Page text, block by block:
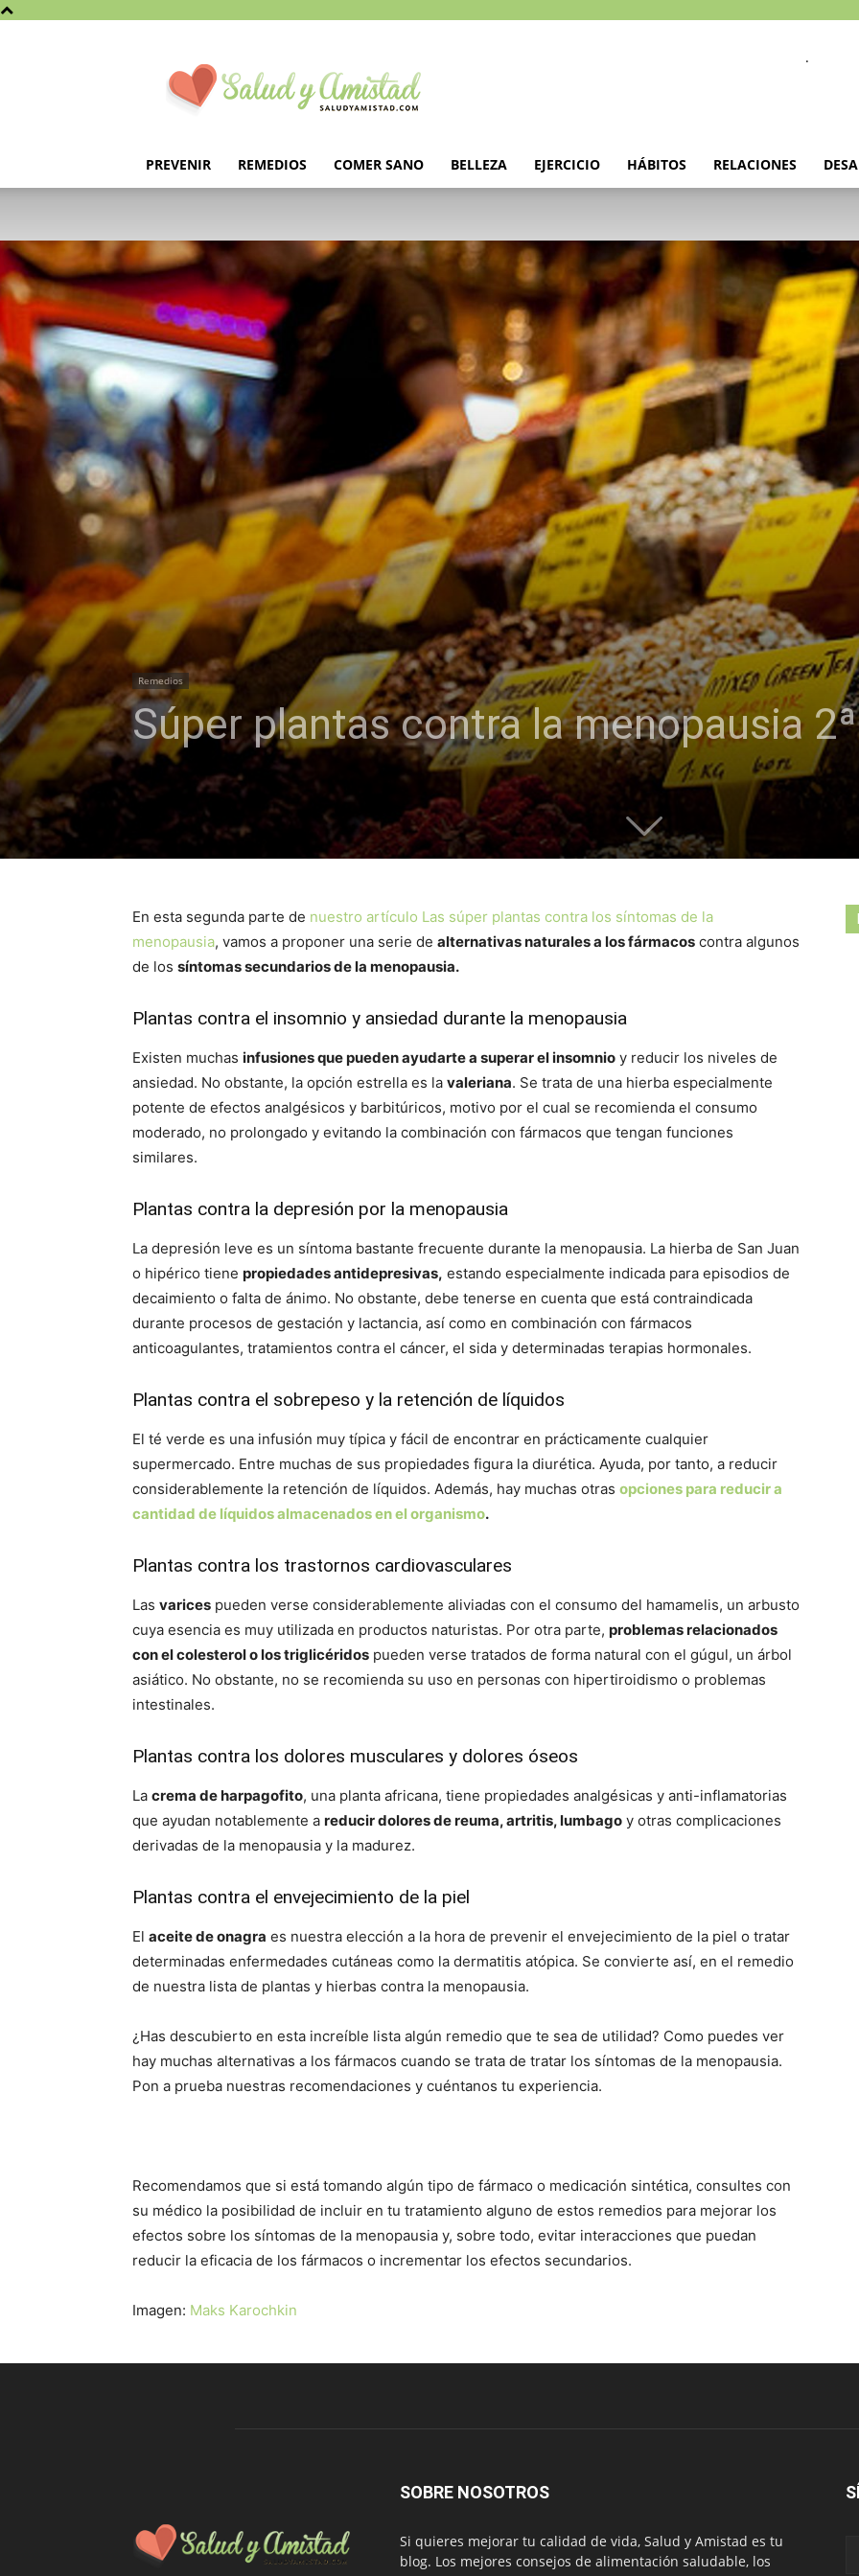
.
PREVENIR REMEDIOS COMER SANO BELLEZA EJERCICIO HÁBITOS RELACIONES
Remedios
Súper plantas contra la menopausia
En esta segunda parte de nuestro artículo Las súper plantas contra los síntomas de la
menopausia, vamos a proponer una serie de alternativas naturales a los fármacos contra algunos
de los síntomas secundarios de la menopausia.
Plantas contra el insomnio y ansiedad durante la menopausia
Existen muchas infusiones que pueden ayudarte a superar el insomnio y reducir los niveles de
ansiedad. No obstante, la opción estrella es la valeriana. Se trata de una hierba especialmente
potente de efectos analgésicos y barbitúricos, motivo por el cual se recomienda el consumo
moderado, no prolongado y evitando la combinación con fármacos que tengan funciones
similares.
Plantas contra la depresión por la menopausia
La depresión leve es un síntoma bastante frecuente durante la menopausia. La hierba de San Juan
o hipérico tiene propiedades antidepresivas, estando especialmente indicada para episodios de
decaimiento o falta de ánimo. No obstante, debe tenerse en cuenta que está contraindicada
durante procesos de gestación y lactancia, así como en combinación con fármacos
anticoagulantes, tratamientos contra el cáncer, el sida y determinadas terapias hormonales.
Plantas contra el sobrepeso y la retención de líquidos
El té verde es una infusión muy típica y fácil de encontrar en prácticamente cualquier
supermercado. Entre muchas de sus propiedades figura la diurética. Ayuda, por tanto, a reducir
considerablemente la retención de líquidos. Además, hay muchas otras opciones para reducir a
cantidad de líquidos almacenados en el organismo.
Plantas contra los trastornos cardiovasculares
Las varices pueden verse considerablemente aliviadas con el consumo del hamamelis, un arbusto
cuya esencia es muy utilizada en productos naturistas. Por otra parte, problemas relacionados
con el colesterol o los triglicéridos pueden verse tratados de forma natural con el gúgul, un árbol
asiático. No obstante, no se recomienda su uso en personas con hipertiroidismo o problemas
intestinales.
Plantas contra los dolores musculares y dolores óseos
La crema de harpagofito, una planta africana, tiene propiedades analgésicas y anti-inflamatorias
que ayudan notablemente a reducir dolores de reuma, artritis, lumbago y otras complicaciones
derivadas de la menopausia y la madurez.
Plantas contra el envejecimiento de la piel
El aceite de onagra es nuestra elección a la hora de prevenir el envejecimiento de la piel o tratar
determinadas enfermedades cutáneas como la dermatitis atópica. Se convierte así, en el remedio
de nuestra lista de plantas y hierbas contra la menopausia.
¿Has descubierto en esta increíble lista algún remedio que te sea de utilidad? Como puedes ver
hay muchas alternativas a los fármacos cuando se trata de tratar los síntomas de la menopausia.
Pon a prueba nuestras recomendaciones y cuéntanos tu experiencia.
Recomendamos que si está tomando algún tipo de fármaco o medicación sintética, consultes con
su médico la posibilidad de incluir en tu tratamiento alguno de estos remedios para mejorar los
efectos sobre los síntomas de la menopausia y, sobre todo, evitar interacciones que puedan
reducir la eficacia de los fármacos o incrementar los efectos secundarios.
Imagen: Maks Karochkin
SOBRE NOSOTROS
Si quieres mejorar tu calidad de vida, Salud y Amistad es tu
blog. Los mejores consejos de alimentación saludable, los